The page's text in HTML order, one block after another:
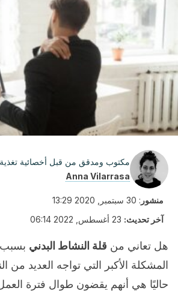
مكتوب ومدقق من قبل أخصائية تغذية
Anna Vilarrasa
منشور : 30 سبتمبر, 2020 13:29
آخر تحديث: 23 أغسطس, 2022 06:14
هل تعاني من قلة النشاط البدني بسبب
المشكلة الأكبر التي تواجه العديد من
حاليًا هي أنهم يقضون طوال فترة